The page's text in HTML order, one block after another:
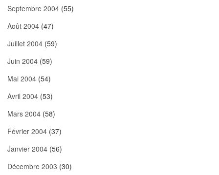
Septembre 2004 (55)
Août 2004 (47)
Juillet 2004 (59)
Juin 2004 (59)
Mai 2004 (54)
Avril 2004 (53)
Mars 2004 (58)
Février 2004 (37)
Janvier 2004 (56)
Décembre 2003 (30)